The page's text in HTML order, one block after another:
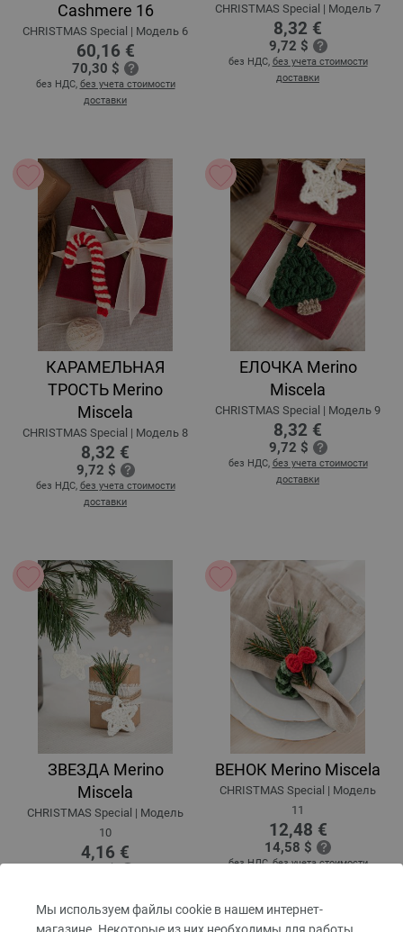
Мы используем файлы cookie в нашем интернет-
магазине. Некоторые из них необходимы для работы
Cashmere 16
CHRISTMAS Special | Модель 6
60,16 €
70,30 $
без НДС, без учета стоимости
доставки
CHRISTMAS Special | Модель 7
8,32 €
9,72 $
без НДС, без учета стоимости
доставки
КАРАМЕЛЬНАЯ
ТРОСТЬ Merino
Miscela
CHRISTMAS Special | Модель 8
8,32 €
9,72 $
без НДС, без учета стоимости
доставки
ЕЛОЧКА Merino
Miscela
CHRISTMAS Special | Модель 9
8,32 €
9,72 $
без НДС, без учета стоимости
доставки
ЗВЕЗДА Merino
Miscela
CHRISTMAS Special | Модель
10
4,16 €
ВЕНОК Merino Miscela
CHRISTMAS Special | Модель
11
12,48 €
14,58 $
без НДС,без учета стоимости